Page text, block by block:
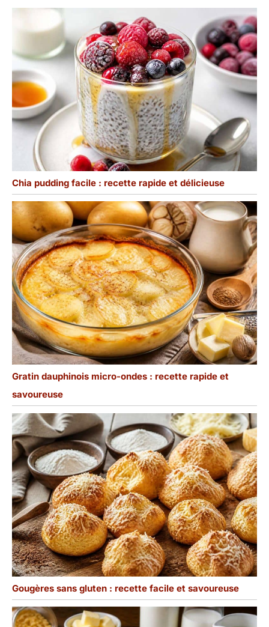
à nous contacter. Nous
vous répondrons dans
les 24 heures.
Chia pudding facile : recette rapide et délicieuse
Gratin dauphinois micro-ondes : recette rapide et
savoureuse
Gougères sans gluten : recette facile et savoureuse